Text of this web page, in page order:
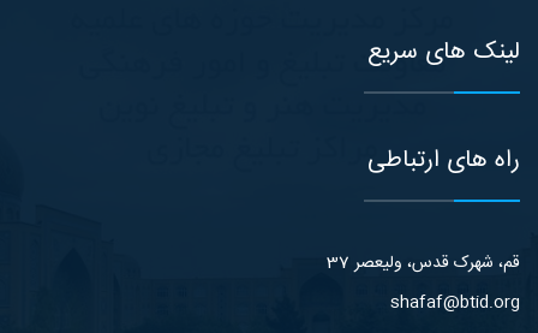
لینک های سریع
راه های ارتباطی
قم، شهرک قدس، ولیعصر 37
shafaf@btid.org